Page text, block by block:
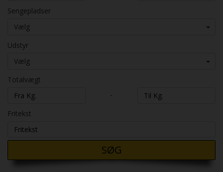
Sengepladser
Vælg
Udstyr
Vælg
Totalvægt
-
Fritekst
SØG